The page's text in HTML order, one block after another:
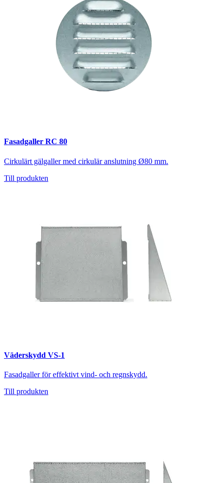
Fasadgaller RC 80
Cirkulärt gälgaller med cirkulär anslutning Ø80 mm.
Till produkten
Väderskydd VS-1
Fasadgaller för effektivt vind- och regnskydd.
Till produkten